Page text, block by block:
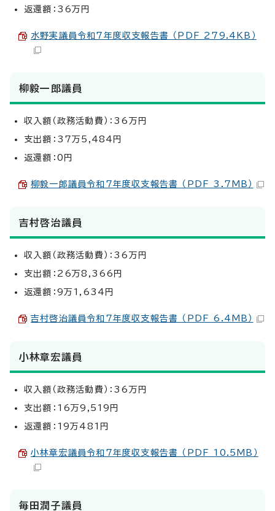
返還額：36万円
水野実議員令和7年度収支報告書 （PDF 279.4KB）
柳毅一郎議員
収入額（政務活動費）：36万円
支出額：37万5,484円
返還額：0円
柳毅一郎議員令和7年度収支報告書 （PDF 3.7MB）
吉村啓治議員
収入額（政務活動費）：36万円
支出額：26万8,366円
返還額：9万1,634円
吉村啓治議員令和7年度収支報告書 （PDF 6.4MB）
小林章宏議員
収入額（政務活動費）：36万円
支出額：16万9,519円
返還額：19万481円
小林章宏議員令和7年度収支報告書 （PDF 10.5MB）
毎田潤子議員